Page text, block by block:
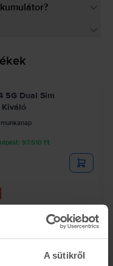
A sütikről
5G Dual Sim
Kiváló
munkanap
97.510 Ft
5G Dual Sim